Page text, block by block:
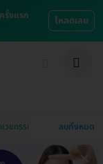
รั้งแรก
โหลดเลย
ชกรรม) ลบทั้งหมด